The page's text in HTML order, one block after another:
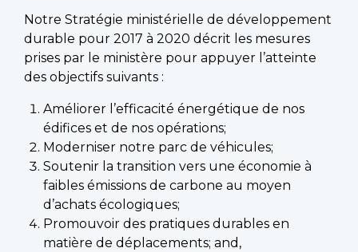
Notre Stratégie ministérielle de développement
durable pour 2017 à 2020 décrit les mesures
prises par le ministère pour appuyer l’atteinte
des objectifs suivants :
Améliorer l’efficacité énergétique de nos
édifices et de nos opérations;
Moderniser notre parc de véhicules;
Soutenir la transition vers une économie à
faibles émissions de carbone au moyen
d’achats écologiques;
Promouvoir des pratiques durables en
matière de déplacements; and,